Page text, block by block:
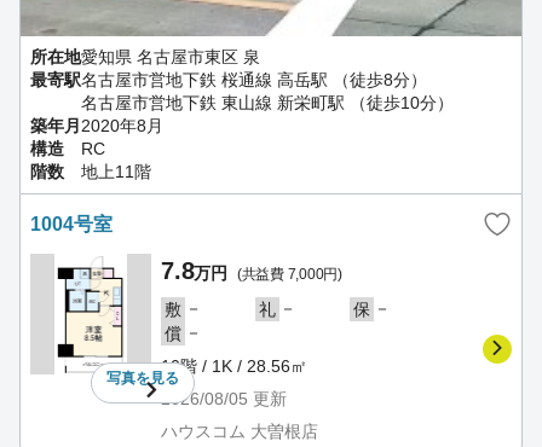
所在地愛知県 名古屋市東区 泉
最寄駅名古屋市営地下鉄 桜通線 高岳駅 （徒歩8分）
名古屋市営地下鉄 東山線 新栄町駅 （徒歩10分）
築年月 2020年8月
構造
RC
階数
地上11階
1004号室
写真を見る
7.8万円 (共益費 7,000円)
敷 － 礼 － 保 －
償 －
10階 / 1K / 28.56㎡
2026/08/05 更新
ハウスコム 大曽根店